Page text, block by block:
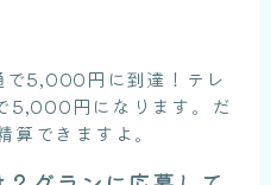
で5,000円に到達！テレ
5,000円になります。だ
算できますよ。